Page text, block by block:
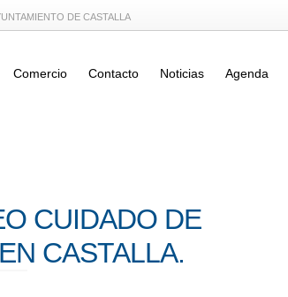
DE CASTALLA
Comercio Contacto Noticias Agenda
CUIDADO DE
CASTALLA.